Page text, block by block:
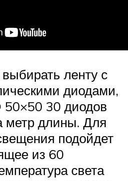
ленту с
диодами,
50×50 30 диодов
метр длины. Для
подойдет
из 60
света